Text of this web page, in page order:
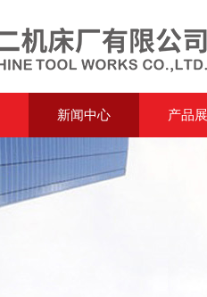
新闻中心 产品